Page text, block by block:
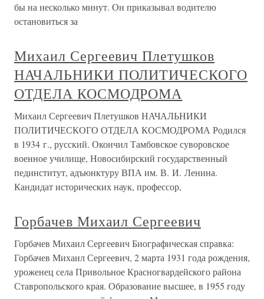
бы на несколько минут. Он приказывал водителю
остановиться за
Михаил Сергеевич Плетушков
НАЧАЛЬНИКИ ПОЛИТИЧЕСКОГО
ОТДЕЛА КОСМОДРОМА
Михаил Сергеевич Плетушков НАЧАЛЬНИКИ
ПОЛИТИЧЕСКОГО ОТДЕЛА КОСМОДРОМА Родился
в 1934 г., русский. Окончил Тамбовское суворовское
военное училище, Новосибирский государственный
пединститут, адъюнктуру ВПА им. В. И. Ленина.
Кандидат исторических наук, профессор,
Горбачев Михаил Сергеевич
Горбачев Михаил Сергеевич Биографическая справка:
Горбачев Михаил Сергеевич, 2 марта 1931 года рождения,
уроженец села Привольное Красногвардейского района
Ставропольского края. Образование высшее, в 1955 году